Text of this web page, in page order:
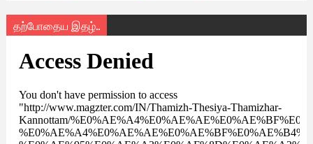
தற்போதைய இதழ்..